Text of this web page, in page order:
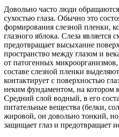
Довольно часто люди
сухостью глаза. Обычно это
формирования слезной пленки,
глазного яблока. Слеза является
предотвращает высыхание
пространство между глазом и
от патогенных
составе слезной пленки
контактирует с поверхностью
неким фундаментом, на котором
Средний слой водный, в его
питательные вещества (белки,
жировой, он довольно тонкий,
защищает глаз и предотвращает